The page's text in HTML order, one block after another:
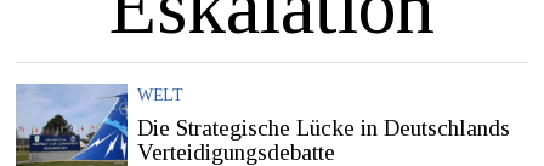
WELT
Die Strategische Lücke in Deutschlands
Verteidigungsdebatte